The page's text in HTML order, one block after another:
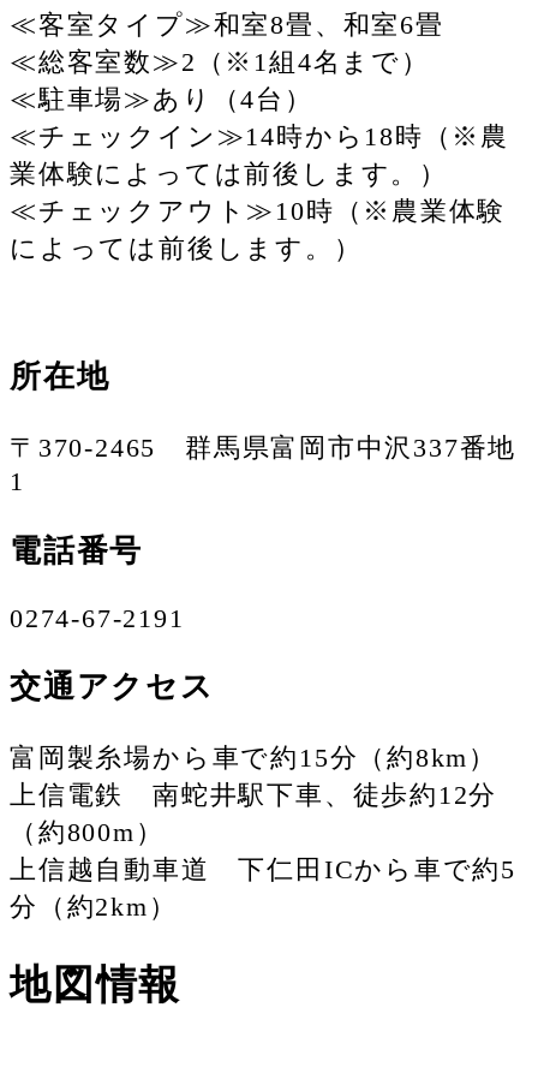
≪客室タイプ≫和室8畳、和室6畳
≪総客室数≫2（※1組4名まで）
≪駐車場≫あり（4台）
≪チェックイン≫14時から18時（※農
業体験によっては前後します。）
≪チェックアウト≫10時（※農業体験
によっては前後します。）
所在地
〒370-2465 群馬県富岡市中沢337番地
1
電話番号
0274-67-2191
交通アクセス
富岡製糸場から車で約15分（約8km）
上信電鉄 南蛇井駅下車、徒歩約12分
（約800m）
上信越自動車道 下仁田ICから車で約5
分（約2km）
地図情報